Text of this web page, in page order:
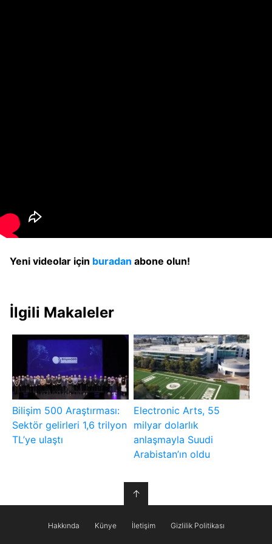
Yeni videolar için buradan abone olun!
İlgili Makaleler
Bilişim 500 Araştırması:
Sektör gelirleri 1,6 trilyon
TL’ye ulaştı
Electronic Arts, 55
milyar dolarlık
anlaşmayla Suudi
Arabistan’ın oldu
↑
Hakkında Künye İletişim Gizlilik Politikası